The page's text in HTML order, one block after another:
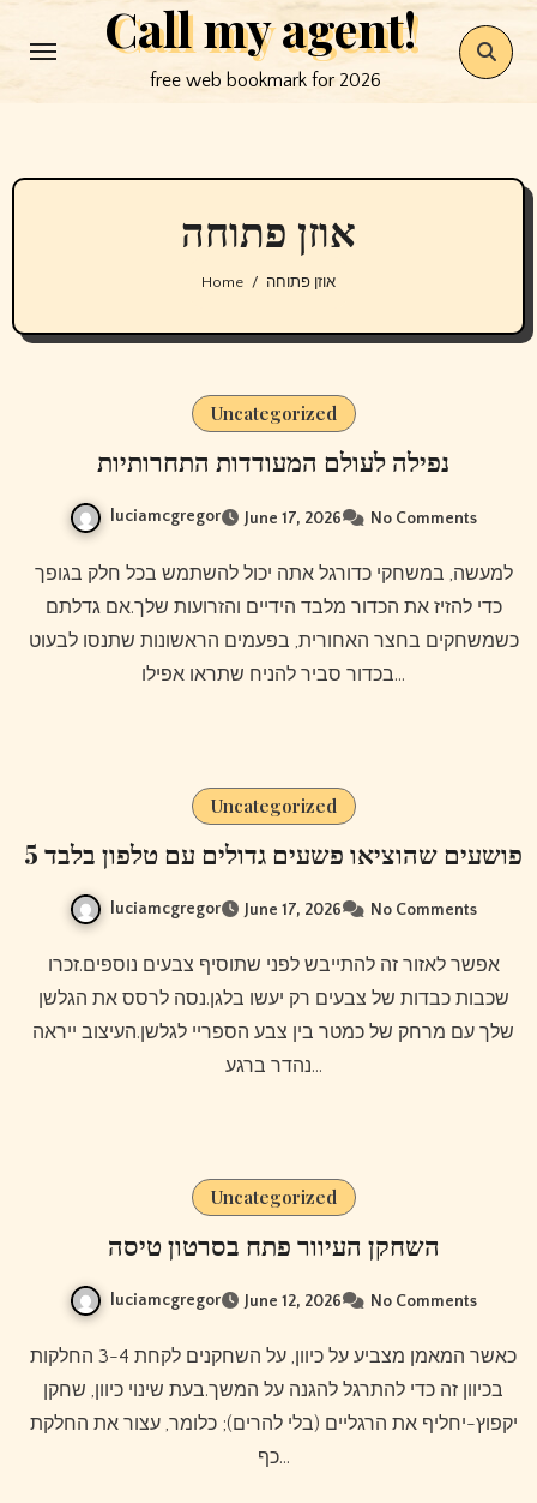
to
Call my agent!
free web bookmark for 2026
אוזן פתוחה
Home אוזן פתוחה
Uncategorized
נפילה לעולם המעודדות התחרותיות
luciamcgregor June 17, 2026 No Comments
למעשה, במשחקי כדורגל אתה יכול להשתמש בכל חלק בגופך
כדי להזיז את הכדור מלבד הידיים והזרועות שלך.אם גדלתם
כשמשחקים בחצר האחורית, בפעמים הראשונות שתנסו לבעוט
בכדור סביר להניח שתראו אפילו…
Uncategorized
5 פושעים שהוציאו פשעים גדולים עם טלפון בלבד
luciamcgregor June 17, 2026 No Comments
אפשר לאזור זה להתייבש לפני שתוסיף צבעים נוספים.זכרו
שכבות כבדות של צבעים רק יעשו בלגן.נסה לרסס את הגלשן
שלך עם מרחק של כמטר בין צבע הספריי לגלשן.העיצוב ייראה
נהדר ברגע…
Uncategorized
השחקן העיוור פתח בסרטון טיסה
luciamcgregor June 12, 2026 No Comments
כאשר המאמן מצביע על כיוון, על השחקנים לקחת 3-4 החלקות
בכיוון זה כדי להתרגל להגנה על המשך.בעת שינוי כיוון, שחקן
יקפוץ-יחליף את הרגליים (בלי להרים); כלומר, עצור את החלקת
כף…